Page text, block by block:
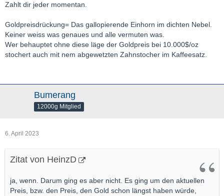
Zahlt dir jeder momentan.
Goldpreisdrückung= Das gallopierende Einhorn im dichten Nebel.
Keiner weiss was genaues und alle vermuten was.
Wer behauptet ohne diese läge der Goldpreis bei 10.000$/oz
stochert auch mit nem abgewetzten Zahnstocher im Kaffeesatz.
Bumerang
12000g Mitglied
6. April 2023
Zitat von HeinzD
ja, wenn. Darum ging es aber nicht. Es ging um den aktuellen
Preis, bzw. den Preis, den Gold schon längst haben würde,